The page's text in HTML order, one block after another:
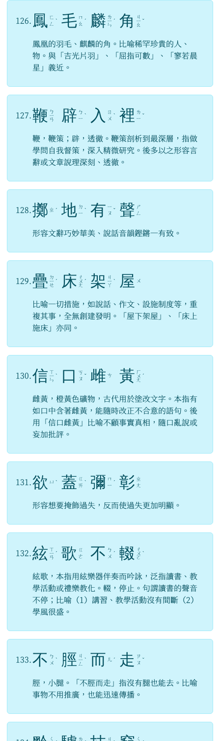
126. 鳳 ㄈ
ㄥ ˋ 毛 ㄇ
ㄠ ˊ 麟 ㄌ
ㄧ
ㄣ
ˊ 角 ㄐ
ㄧ
ㄠ
ˇ
鳳凰的羽毛、麒麟的角。比喻稀罕珍貴的人、
物。與「吉光片羽」、「屈指可數」、「寥若晨
星」義近。
127. 鞭 ㄅ
ㄧ
ㄢ 辟 ㄅ
ㄧ ˋ 入
ㄖ
ㄨ ˋ 裡 ㄌ
ㄧ ˇ
鞭，鞭策；辟，透徹。鞭策剖析到最深層，指做
學問自我督策，深入精微研究。後多以之形容言
辭或文章說理深刻、透徹。
128. 擲 ㄓ ˊ 地 ㄉ
ㄧ ˋ 有 ㄧ
ㄡ ˇ 聲 ㄕ
ㄥ
形容文辭巧妙華美、說話音韻鏗鏘一有致。
129. 疊 ㄉ
ㄧ
ㄝ
ˊ 床 ㄔ
ㄨ
ㄤ
ˊ 架 ㄐ
ㄧ
ㄚ
ˋ 屋 ㄨ
比喻一切措施，如說話、作文、設施制度等，重
複其事，全無創建發明。「屋下架屋」、「床上
施床」亦同。
130. 信 ㄒ
ㄧ
ㄣ
ˋ 口
ㄎ
ㄡ ˇ 雌 ㄘ 黃 ㄏ
ㄨ
ㄤ
ˊ
雌黃，橙黃色礦物，古代用於塗改文字。本指有
如口中含著雌黃，能隨時改正不合意的語句。後
用「信口雌黃」比喻不顧事實真相，隨口亂說或
妄加批評。
131. 欲 ㄩ ˋ 蓋 ㄍ
ㄞ ˋ 彌 ㄇ
ㄧ ˊ 彰 ㄓ
ㄤ
形容想要掩飾過失，反而使過失更加明顯。
132. 絃 ㄒ
ㄧ
ㄢ
ˊ 歌 ㄍ
ㄜ
不 ㄅ
ㄨ ˊ 輟 ㄔ
ㄨ
ㄛ
ˋ
絃歌，本指用絃樂器伴奏而吟詠，泛指讀書、教
學活動或禮樂教化。輟，停止。句謂讀書的聲音
不停；比喻（1）講習、教學活動沒有間斷（2）
學風很盛。
133. 不 ㄅ
ㄨ ˋ 脛 ㄐ
ㄧ
ㄥ
ˋ 而 ㄦ ˊ 走 ㄗ
ㄡ ˇ
脛，小腿。「不脛而走」指沒有腿也能去。比喻
事物不用推廣，也能迅速傳播。
ㄑ ㄌ ㄐ ㄑ